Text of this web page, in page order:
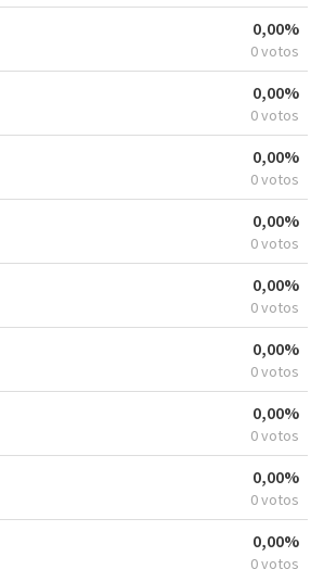
0,00%
0 votos
0,00%
0 votos
0,00%
0 votos
0,00%
0 votos
0,00%
0 votos
0,00%
0 votos
0,00%
0 votos
0,00%
0 votos
0,00%
0 votos